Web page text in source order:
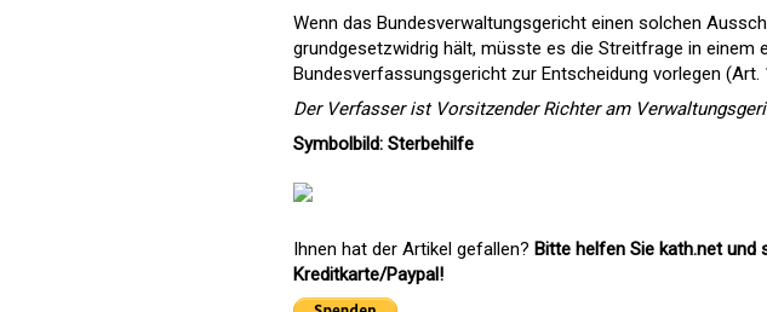
Wenn das Bundesverwaltungsgericht einen solchen
grundgesetzwidrig hält, müsste es die Streitfrage in einem
Bundesverfassungsgericht zur Entscheidung vorlegen (Art.
Der Verfasser ist Vorsitzender Richter am
Symbolbild: Sterbehilfe
Ihnen hat der Artikel gefallen? Bitte helfen Sie kath.net und
Kreditkarte/Paypal!